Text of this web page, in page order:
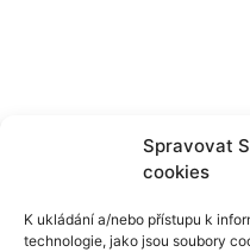
Spravovat
cookies
K ukládání a/nebo přístupu k
technologie, jako jsou soubory